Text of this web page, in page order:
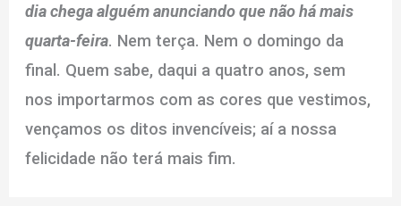
dia chega alguém anunciando que não há mais
quarta-feira. Nem terça. Nem o domingo da
final. Quem sabe, daqui a quatro anos, sem
nos importarmos com as cores que vestimos,
vençamos os ditos invencíveis; aí a nossa
felicidade não terá mais fim.